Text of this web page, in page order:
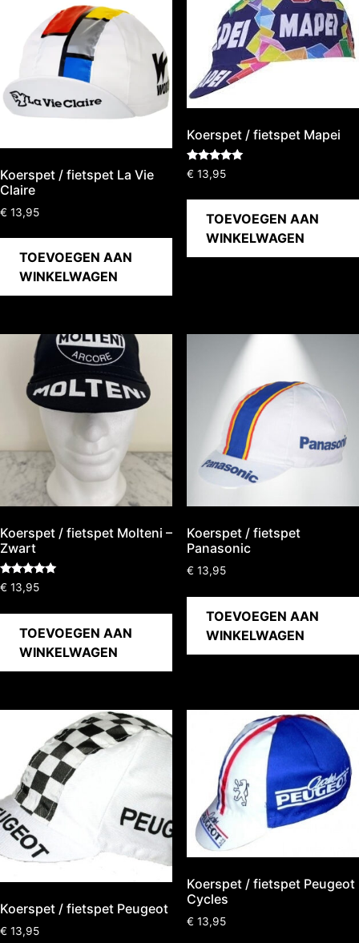
Koerspet / fietspet La Vie
Claire
€ 13,95
TOEVOEGEN AAN
WINKELWAGEN
Koerspet / fietspet Mapei
Gewaardeerd
5.00
€ 13,95
TOEVOEGEN AAN
WINKELWAGEN
Koerspet / fietspet Molteni –
Zwart
Gewaardeerd
5.00
€ 13,95
TOEVOEGEN AAN
WINKELWAGEN
Koerspet / fietspet
Panasonic
€ 13,95
TOEVOEGEN AAN
WINKELWAGEN
Koerspet / fietspet Peugeot
€ 13,95
Koerspet / fietspet Peugeot
Cycles
€ 13,95